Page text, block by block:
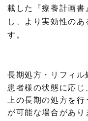
載した『療養計画
し、より実効性の
す。
長期処方・リフィル
患者様の状態に応
上の長期の処方を
が可能な場合があり